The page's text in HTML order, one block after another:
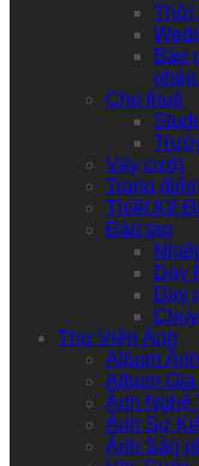
Thời
Báo
Cho thuê
Váy cưới
Trang
Thiết Kế
Đào tạo
Dạy
Dạy
Thư Viện Ảnh
Album
Album
Ảnh Nghệ
Ảnh Sự
Ảnh Sản